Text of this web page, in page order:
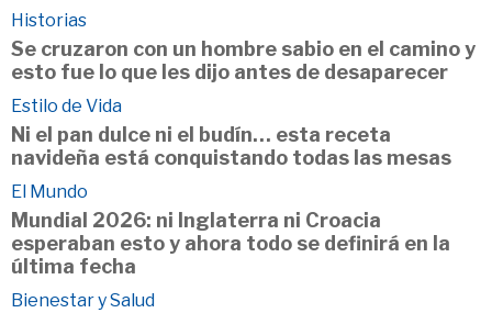
Historias
Se cruzaron con un hombre sabio en el camino y
esto fue lo que les dijo antes de desaparecer
Estilo de Vida
Ni el pan dulce ni el budín… esta receta
navideña está conquistando todas las mesas
El Mundo
Mundial 2026: ni Inglaterra ni Croacia
esperaban esto y ahora todo se definirá en la
última fecha
Bienestar y Salud